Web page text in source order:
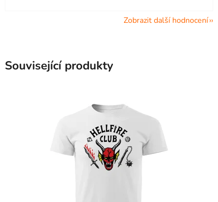
Zobrazit další hodnocení
Související produkty